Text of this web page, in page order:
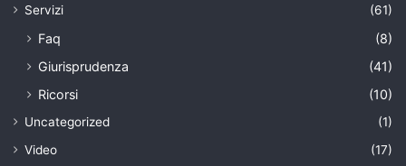
Servizi (61)
Faq
(8)
Giurisprudenza
(41)
Ricorsi
(10)
Uncategorized
(1)
Video
(17)